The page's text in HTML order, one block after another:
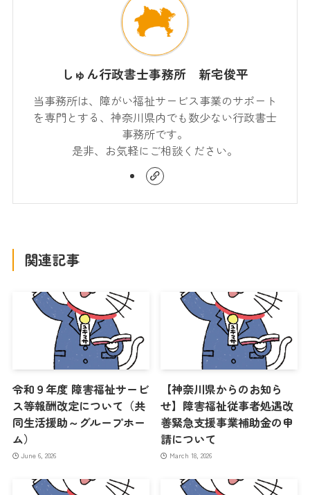
しゅん行政書士事務所 新宅俊平
当事務所は、障がい福祉サービス事業のサポート
を専門とする、神奈川県内でも数少ない行政書士
事務所です。
是非、お気軽にご相談ください。
関連記事
令和９年度 障害福祉サービ
ス等報酬改定について（共
同生活援助～グループホー
ム）
June 6, 2026
【神奈川県からのお知ら
せ】障害福祉従事者処遇改
善緊急支援事業補助金の申
請について
March 18, 2026